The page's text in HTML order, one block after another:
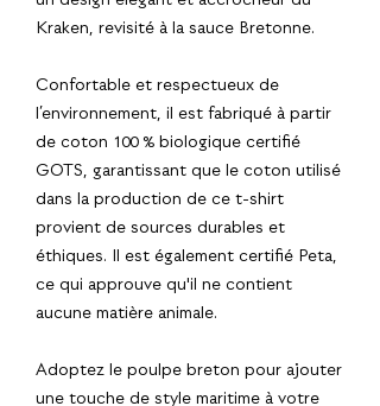
Kraken, revisité à la sauce Bretonne.
Confortable et respectueux de
l’environnement, il est fabriqué à partir
de coton 100 % biologique certifié
GOTS, garantissant que le coton utilisé
dans la production de ce t-shirt
provient de sources durables et
éthiques. Il est également certifié Peta,
ce qui approuve qu'il ne contient
aucune matière animale.
Adoptez le poulpe breton pour ajouter
une touche de style maritime à votre